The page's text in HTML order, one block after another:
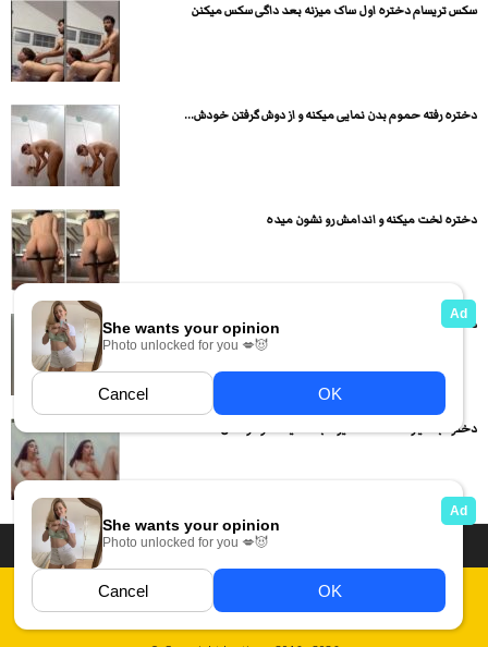
سکس تریسام دختره اول ساک میزنه بعد داگی سکس میکنن
دختره رفته حموم بدن نمایی میکنه و از دوش گرفتن خودش...
دختره لخت میکنه و اندامش رو نشون میده
دختره رو رو کیرش نشونده و داره از کص و کون...
دختره با خیار کلفت ساک میزنه بعد میکنه تو کوصش
دسته بندی فیلم های سکسی
داستان سکسی ایرانی
عکس سکسی ایرانی
فیلم های سکسی زهرا قوانین
Report Abuse